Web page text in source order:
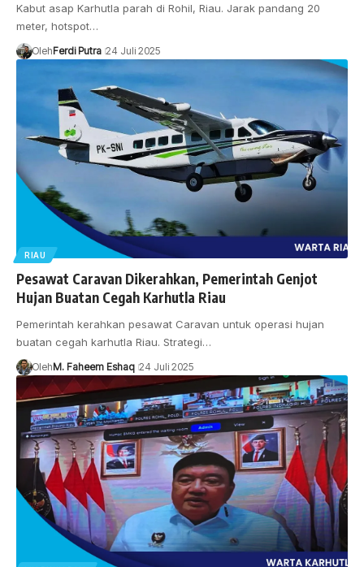
Kabut asap Karhutla parah di Rohil, Riau. Jarak pandang 20
meter, hotspot…
OlehFerdi Putra 24 Juli 2025
RIAU
Pesawat Caravan Dikerahkan, Pemerintah Genjot
Hujan Buatan Cegah Karhutla Riau
Pemerintah kerahkan pesawat Caravan untuk operasi hujan
buatan cegah karhutla Riau. Strategi…
OlehM. Faheem Eshaq 24 Juli 2025